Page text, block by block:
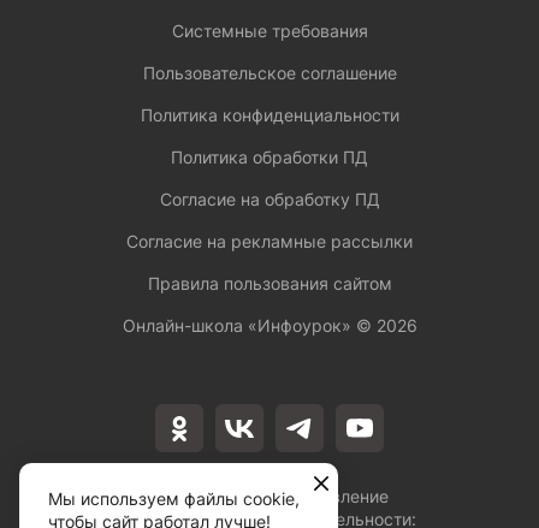
Лицензия на осуществление
образовательной деятельности:
Системные требования
Пользовательское соглашение
Политика конфиденциальности
Политика обработки ПД
Согласие на обработку ПД
Согласие на рекламные рассылки
Правила пользования сайтом
Онлайн-школа «Инфоурок» © 2026
Мы используем файлы cookie,
чтобы сайт работал лучше!